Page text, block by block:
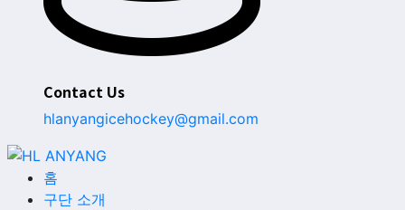
Contact Us
hlanyangicehockey@gmail.com
홈
구단 소개